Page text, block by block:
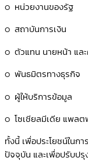
o หน่วยงานของรัฐ
o สถาบันการเงิน
o ตัวแทน นายหน้า แล
o พันธมิตรทางธุรกิจ
o ผู้ให้บริการข้อมูล
o โซเชียลมีเดีย แพลต
ทั้งนี้ เพื่อประโยชน์ในก
ปัจจุบัน และเพื่อปรับป